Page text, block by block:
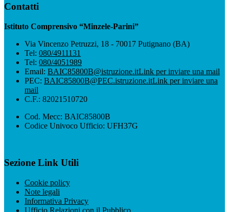
Contatti
Istituto Comprensivo “Minzele-Parini”
Via Vincenzo Petruzzi, 18 - 70017 Putignano (BA)
Tel: 080/4911131
Tel: 080/4051989
Email: BAIC85800B@istruzione.itLink per inviare una mail
PEC: BAIC85800B@PEC.istruzione.itLink per inviare una
mail
C.F.: 82021510720
Cod. Mecc: BAIC85800B
Codice Univoco Ufficio: UFH37G
Sezione Link Utili
Cookie policy
Note legali
Informativa Privacy
Ufficio Relazioni con il Pubblico